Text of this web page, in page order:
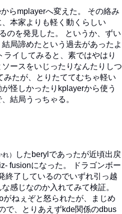
らmplayerへ変えた。 その絡み
本家よりも軽く動くらしい
のを発見した。 というか、ずい
局諦めたという過去があったよ
ライしてみると、素ではやはり
ースをいじったりなんたりしつ
みたが、とりたててむちゃ軽い
怪しかったりkplayerから使う
結局うっちゃる。
）
したberylであったが近頃出戻
fusionになった。 ドラゴンボー
終了しているのでいずれ引っ越
感じなのか入れてみて検証。
ねぇぞと怒られたが、まじめ
で、とりあえずkde関係のdbus